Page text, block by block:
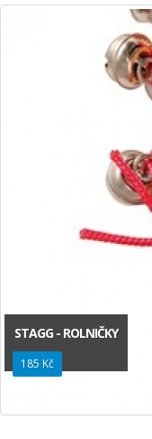
STAGG - ROLNIČKY
185 Kč